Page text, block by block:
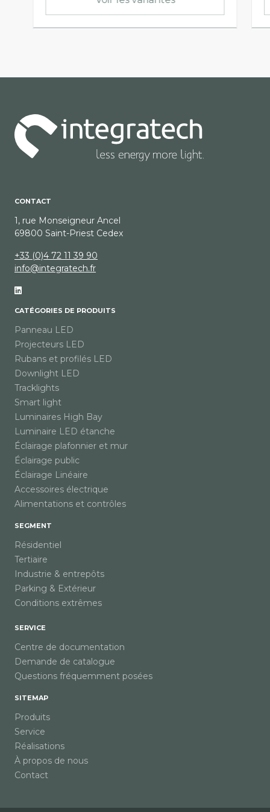
CONTACT
1, rue Monseigneur Ancel
69800 Saint-Priest Cedex
+33 (0)4 72 11 39 90
info@integratech.fr
CATÉGORIES DE PRODUITS
Panneau LED
Projecteurs LED
Rubans et profilés LED
Downlight LED
Tracklights
Smart light
Luminaires High Bay
Luminaire LED étanche
Éclairage plafonnier et mur
Éclairage public
Éclairage Linéaire
Accessoires électrique
Alimentations et contrôles
SEGMENT
Résidentiel
Tertiaire
Industrie & entrepôts
Parking & Extérieur
Conditions extrêmes
SERVICE
Centre de documentation
Demande de catalogue
Questions fréquemment posées
SITEMAP
Produits
Service
Réalisations
À propos de nous
Contact